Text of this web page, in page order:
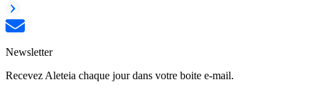
Newsletter
Recevez Aleteia chaque jour dans votre boite e-mail.